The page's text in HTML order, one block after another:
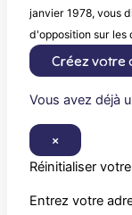
janvier 1978, vous
d'opposition sur les
Créez votre
Vous avez déjà
×
Réinitialiser
Entrez votre